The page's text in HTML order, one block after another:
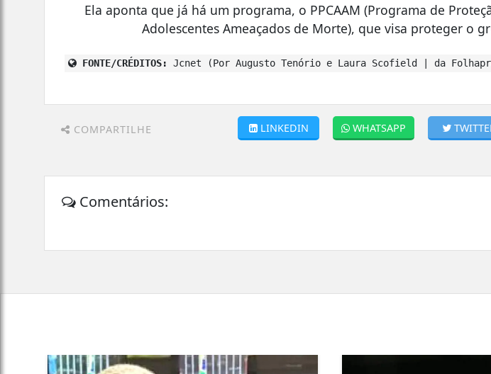
Ela aponta que já há um programa, o PPCAAM (Programa de
Adolescentes Ameaçados de Morte), que visa proteger o
FONTE/CRÉDITOS: Jcnet (Por Augusto Tenório e Laura Scofield | da
COMPARTILHE WHATSAPP
LINKEDIN
Comentários: